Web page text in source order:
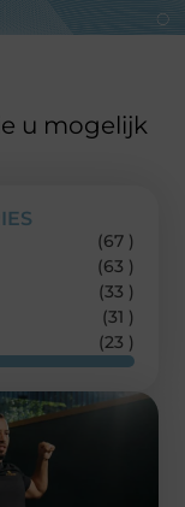
u mogelijk
(67 )
(63 )
(33 )
(31 )
(23 )